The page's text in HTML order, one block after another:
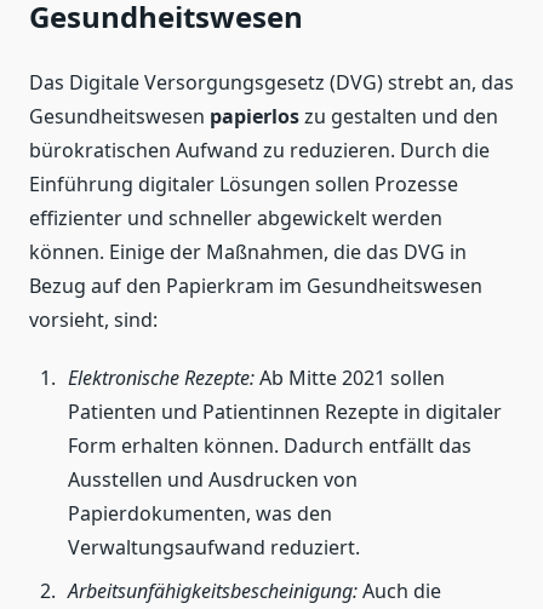
Gesundheitswesen
Das Digitale Versorgungsgesetz (DVG) strebt an, das
Gesundheitswesen papierloszu gestalten und den
bürokratischen Aufwand zu reduzieren. Durch die
Einführung digitaler Lösungen sollen Prozesse
effizienter und schneller abgewickelt werden
können. Einige der Maßnahmen, die das DVG in
Bezug auf den Papierkram im Gesundheitswesen
vorsieht, sind:
Elektronische Rezepte:Ab Mitte 2021 sollen
Patienten und Patientinnen Rezepte in digitaler
Form erhalten können. Dadurch entfällt das
Ausstellen und Ausdrucken von
Papierdokumenten, was den
Verwaltungsaufwand reduziert.
Arbeitsunfähigkeitsbescheinigung:Auch die